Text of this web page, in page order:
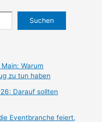
Suchen
Warum
zu tun haben
Darauf sollten
Eventbranche feiert,